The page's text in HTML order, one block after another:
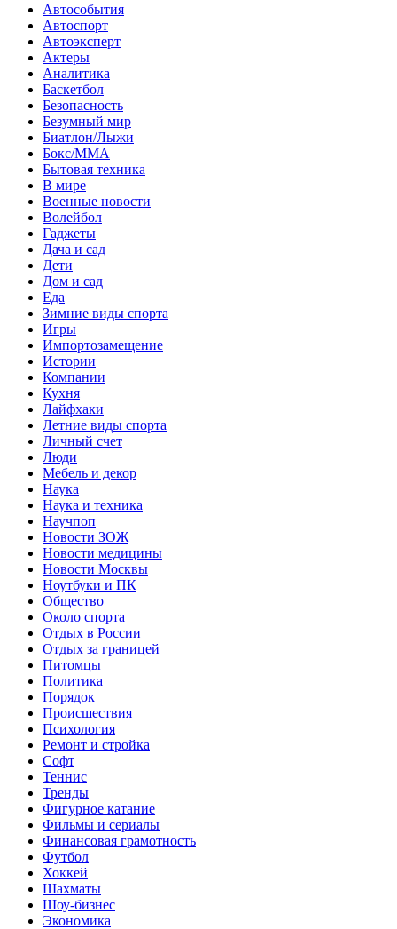
Автособытия
Автоспорт
Автоэксперт
Актеры
Аналитика
Баскетбол
Безопасность
Безумный мир
Биатлон/Лыжи
Бокс/MMA
Бытовая техника
В мире
Военные новости
Волейбол
Гаджеты
Дача и сад
Дети
Дом и сад
Еда
Зимние виды спорта
Игры
Импортозамещение
Истории
Компании
Кухня
Лайфхаки
Летние виды спорта
Личный счет
Люди
Мебель и декор
Наука
Наука и техника
Научпоп
Новости ЗОЖ
Новости медицины
Новости Москвы
Ноутбуки и ПК
Общество
Около спорта
Отдых в России
Отдых за границей
Питомцы
Политика
Порядок
Происшествия
Психология
Ремонт и стройка
Софт
Теннис
Тренды
Фигурное катание
Фильмы и сериалы
Финансовая грамотность
Футбол
Хоккей
Шахматы
Шоу-бизнес
Экономика